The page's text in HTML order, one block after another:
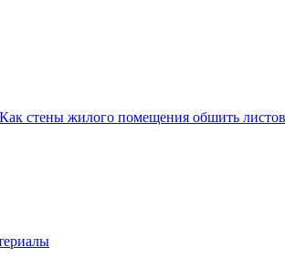
Как стены жилого помещения обшить